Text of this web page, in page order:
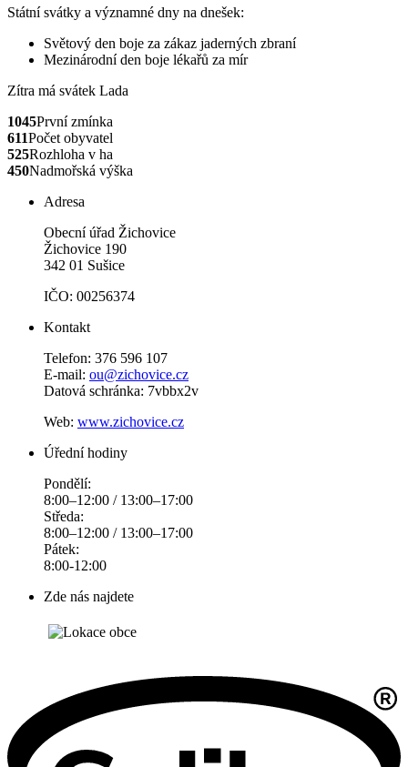
Státní svátky a významné dny na dnešek:
Světový den boje za zákaz jaderných zbraní
Mezinárodní den boje lékařů za mír
Zítra má svátek Lada
1045První zmínka
611Počet obyvatel
525Rozhloha v ha
450Nadmořská výška
Adresa
Obecní úřad Žichovice
Žichovice 190
342 01 Sušice
IČO: 00256374
Kontakt
Telefon: 376 596 107
E-mail: ou@zichovice.cz
Datová schránka: 7vbbx2v
Web: www.zichovice.cz
Úřední hodiny
Pondělí:
8:00–12:00 / 13:00–17:00
Středa:
8:00–12:00 / 13:00–17:00
Pátek:
8:00-12:00
Zde nás najdete